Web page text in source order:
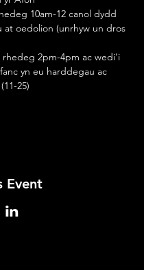
10am-12 canol dydd
at oedolion (unrhyw un dros
rhedeg 2pm-4pm ac wedi’i
yn eu harddegau ac
25)
Event